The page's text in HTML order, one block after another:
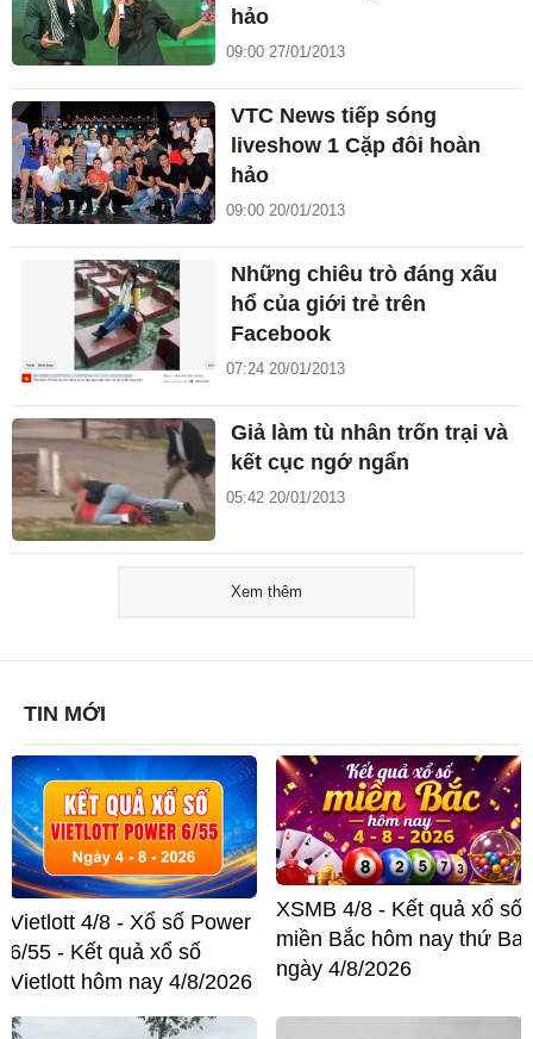
hảo
09:00 27/01/2013
VTC News tiếp sóng
liveshow 1 Cặp đôi hoàn
hảo
09:00 20/01/2013
Những chiêu trò đáng xấu
hổ của giới trẻ trên
Facebook
07:24 20/01/2013
Giả làm tù nhân trốn trại và
kết cục ngớ ngẩn
05:42 20/01/2013
Xem thêm
TIN MỚI
Vietlott 4/8 - Xổ số Power
6/55 - Kết quả xổ số
Vietlott hôm nay 4/8/2026
XSMB 4/8 - Kết quả xổ số
miền Bắc hôm nay thứ Ba
ngày 4/8/2026